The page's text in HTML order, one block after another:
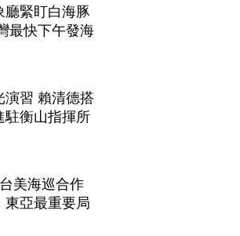
廳緊盯白海豚
最快下午發海
演習 賴清德搭
駐衡山指揮所
美海巡合作
東亞最重要局